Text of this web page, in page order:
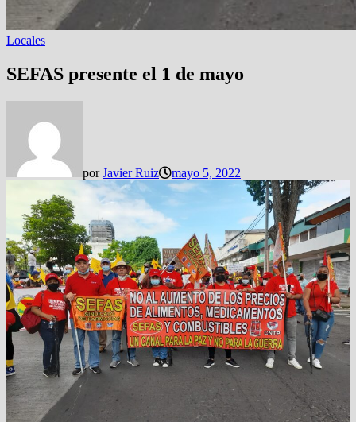
Locales
SEFAS presente el 1 de mayo
porJavier Ruiz mayo 5, 2022